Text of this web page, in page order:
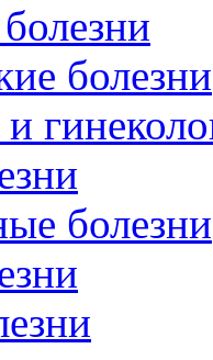
болезни
болезни